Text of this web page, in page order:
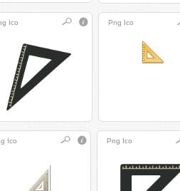
Ico Png Ico
Ico Png Ico